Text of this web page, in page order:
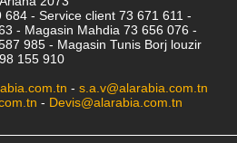
684 - Service client 73 671 611 -
- Magasin Mahdia 73 656 076 -
985 - Magasin Tunis Borj louzir
98 155 910
- s.a.v@alarabia.com.tn
- Devis@alarabia.com.tn